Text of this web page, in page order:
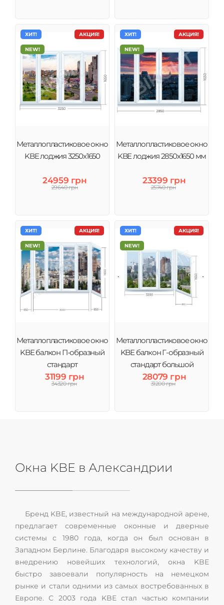
АКЦИЯ!
ХИТ!
NEW!
Металлопластиковое окно
KBE лоджия 3250х1650
24959 грн
29640 грн
АКЦИЯ!
ХИТ!
NEW!
Металлопластиковое окно
KBE лоджия 2850х1650 мм
23399 грн
25740 грн
АКЦИЯ!
ХИТ!
NEW!
Металлопластиковое окно
KBE балкон П-образный
стандарт
31199 грн
34320 грн
АКЦИЯ!
ХИТ!
NEW!
Металлопластиковое окно
KBE балкон Г-образный
стандарт большой
28079 грн
31200 грн
Окна KBE в Александрии
Бренд KBE, известный на международной арене,
предлагает современные оконные и дверные
системы с 1980 года, когда он был основан в
Западном Берлине. Благодаря высокому качеству и
внедрению новейших технологий, окна KBE
быстро завоевали популярность на немецком
рынке и стали одними из самых востребованных в
Европе. С 2003 года KBE стал частью компании